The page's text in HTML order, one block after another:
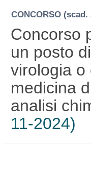
CONCORSO (scad.
Concorso
un posto
virologia o
medicina
analisi
11-2024)